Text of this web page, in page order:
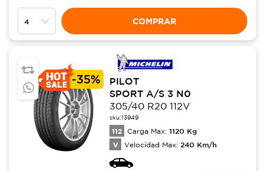
COMPRAR
-35%
PILOT
SPORT A/S 3 N0
305/40 R20 112V
sku:13949
112 Carga Max: 1120 Kg
V Velocidad Max: 240 Km/h